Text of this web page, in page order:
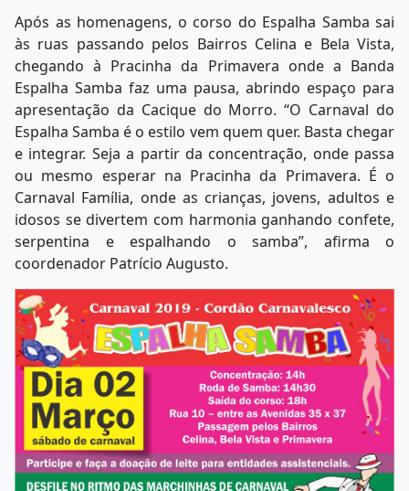
Após as homenagens, o corso do Espalha Samba sai
às ruas passando pelos Bairros Celina e Bela Vista,
chegando à Pracinha da Primavera onde a Banda
Espalha Samba faz uma pausa, abrindo espaço para
apresentação da Cacique do Morro. “O Carnaval do
Espalha Samba é o estilo vem quem quer. Basta chegar
e integrar. Seja a partir da concentração, onde passa
ou mesmo esperar na Pracinha da Primavera. É o
Carnaval Família, onde as crianças, jovens, adultos e
idosos se divertem com harmonia ganhando confete,
serpentina e espalhando o samba”, afirma o
coordenador Patrício Augusto.